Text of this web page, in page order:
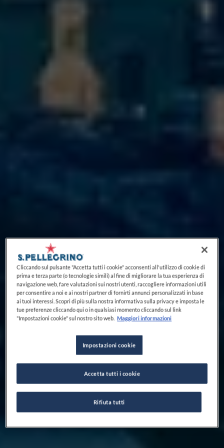
Cliccando sul pulsante "Accetta tutti i cookie" acconsenti all'utilizzo di cookie di
prima e terza parte (o tecnologie simili) al fine di migliorare la tua esperienza di
navigazione web, fare valutazioni sui nostri utenti, raccogliere informazioni utili
per consentire a noi e ai nostri partner di fornirti annunci personalizzati in base
ai tuoi interessi. Scopri di più sulla nostra informativa sulla privacy e imposta le
tue preferenze cliccando qui o in qualsiasi momento cliccando sul link
"Impostazioni cookie" sul nostro sito web. Maggiori informazioni
Impostazioni cookie
Rifiuta tutti
Accetta tutti i cookie